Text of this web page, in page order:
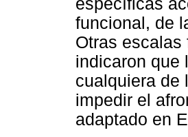
funcional, de
Otras
indicaron que
cualquiera de
impedir el
adaptado en